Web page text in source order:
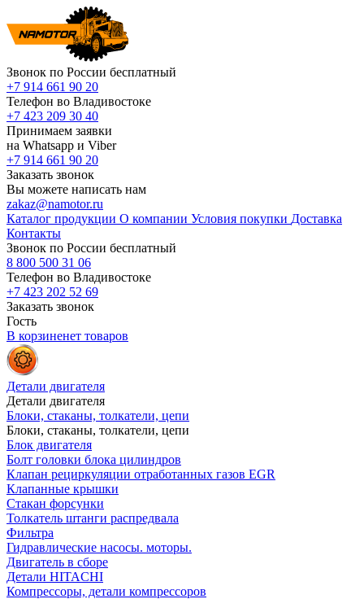
Звонок по России бесплатный
+7 914 661 90 20
Телефон во Владивостоке
+7 423 209 30 40
Принимаем заявки
на Whatsapp и Viber
+7 914 661 90 20
Заказать звонок
Вы можете написать нам
zakaz@namotor.ru
Каталог продукции О компании Условия покупки Доставка
Контакты
Звонок по России бесплатный
8 800 500 31 06
Телефон во Владивостоке
+7 423 202 52 69
Заказать звонок
Гость
В корзиненет товаров
Детали двигателя
Детали двигателя
Блоки, стаканы, толкатели, цепи
Блоки, стаканы, толкатели, цепи
Блок двигателя
Болт головки блока цилиндров
Клапан рециркуляции отработанных газов EGR
Клапанные крышки
Стакан форсунки
Толкатель штанги распредвала
Фильтра
Гидравлические насосы. моторы.
Двигатель в сборе
Детали HITACHI
Компрессоры, детали компрессоров